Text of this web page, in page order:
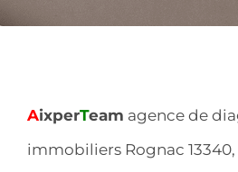
AixperTeam agence de
immobiliers Rognac